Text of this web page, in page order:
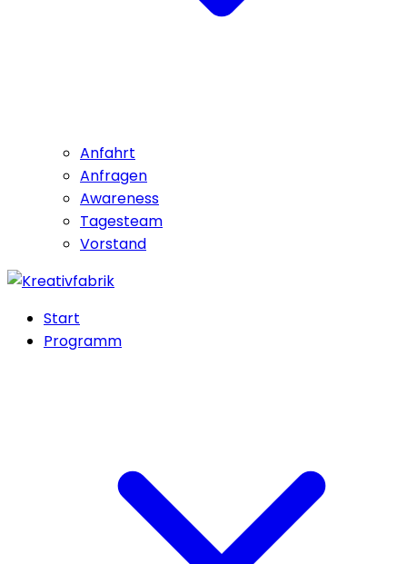
Anfahrt
Anfragen
Awareness
Tagesteam
Vorstand
Start
Programm